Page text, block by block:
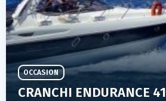
CRANCHI ENDURANCE 41
OCCASION